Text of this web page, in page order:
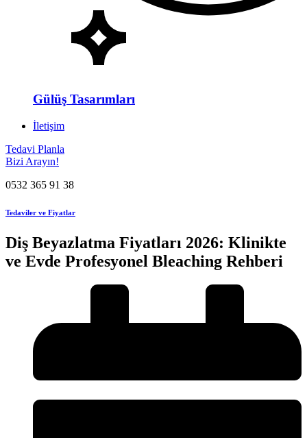
Gülüş Tasarımları
İletişim
Tedavi Planla
Bizi Arayın!
0532 365 91 38
Tedaviler ve Fiyatlar
Diş Beyazlatma Fiyatları 2026: Klinikte
ve Evde Profesyonel Bleaching Rehberi